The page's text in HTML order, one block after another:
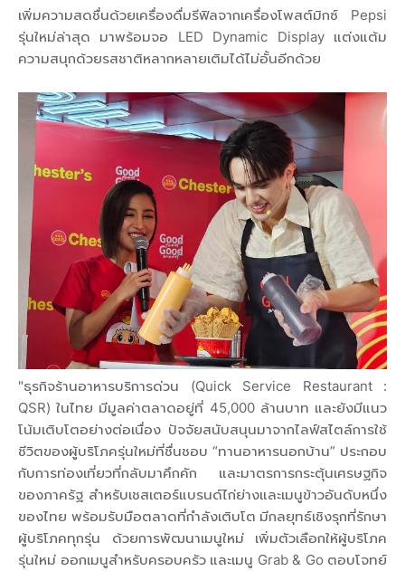
เพิ่มความสดชื่นด้วยเครื่องดื่มรีฟิลจากเครื่องโพสต์มิกซ์ Pepsi
รุ่นใหม่ล่าสุด มาพร้อมจอ LED Dynamic Display แต่งแต้ม
ความสนุกด้วยรสชาติหลากหลายเติมได้ไม่อั้นอีกด้วย
"ธุรกิจร้านอาหารบริการด่วน (Quick Service Restaurant :
QSR) ในไทย มีมูลค่าตลาดอยู่ที่ 45,000 ล้านบาท และยังมีแนว
โน้มเติบโตอย่างต่อเนื่อง ปัจจัยสนับสนุนมาจากไลฟ์สไตล์การใช้
ชีวิตของผู้บริโภครุ่นใหม่ที่ชื่นชอบ “ทานอาหารนอกบ้าน” ประกอบ
กับการท่องเที่ยวที่กลับมาคึกคัก และมาตรการกระตุ้นเศรษฐกิจ
ของภาครัฐ สำหรับเชสเตอร์แบรนด์ไก่ย่างและเมนูข้าวอันดับหนึ่ง
ของไทย พร้อมรับมือตลาดที่กำลังเติบโต มีกลยุทธ์เชิงรุกที่รักษา
ผู้บริโภคทุกรุ่น ด้วยการพัฒนาเมนูใหม่ เพิ่มตัวเลือกให้ผู้บริโภค
รุ่นใหม่ ออกเมนูสำหรับครอบครัว และเมนู Grab & Go ตอบโจทย์